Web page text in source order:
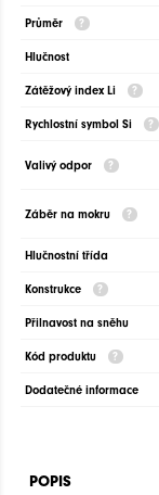
Průměr
Hlučnost
Zátěžový index Li
Rychlostní symbol Si
Valivý odpor
Záběr na mokru
Hlučnostní třída
Konstrukce
Přilnavost na sněhu
Kód produktu
Dodatečné informace
POPIS